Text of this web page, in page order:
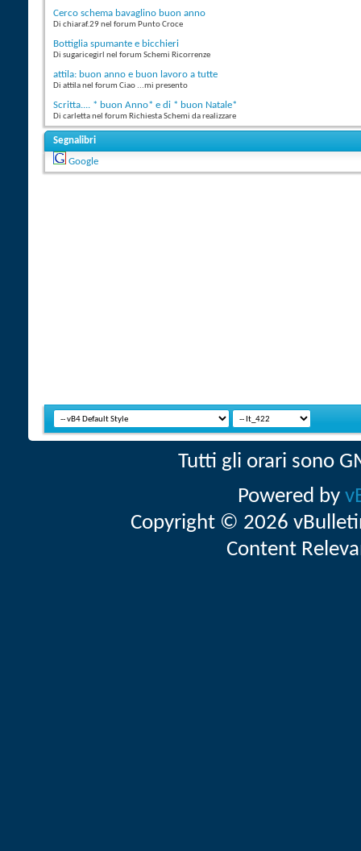
Cerco schema bavaglino buon anno
Di chiaraf.29 nel forum Punto Croce
Bottiglia spumante e bicchieri
Di sugaricegirl nel forum Schemi Ricorrenze
attila: buon anno e buon lavoro a tutte
Di attila nel forum Ciao ...mi presento
Scritta.... * buon Anno* e di * buon Natale*
Di carletta nel forum Richiesta Schemi da realizzare
Segnalibri
Google
Tutti gli orari sono
Powered by
Copyright © 2026
Content